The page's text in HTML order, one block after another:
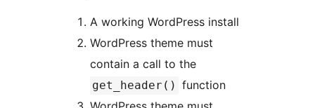
A working WordPress install
WordPress theme must
contain a call to the
get_header() function